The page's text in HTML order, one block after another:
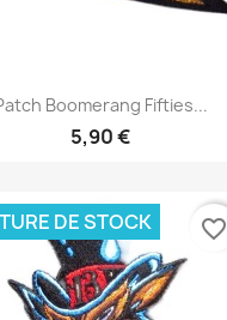
Boomerang Fifties...
5,90 €
DE STOCK favorite_border